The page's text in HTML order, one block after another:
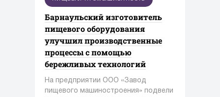
Барнаульский изготовитель
пищевого оборудования
улучшил производственные
процессы с помощью
бережливых технологий
На предприятии ООО «Завод
пищевого машиностроения» подвели